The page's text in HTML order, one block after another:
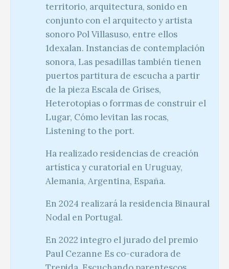
territorio, arquitectura, sonido en
conjunto con el arquitecto y artista
sonoro Pol Villasuso, entre ellos
1dexalan. Instancias de contemplación
sonora, Las pesadillas también tienen
puertos partitura de escucha a partir
de la pieza Escala de Grises,
Heterotopias o forrmas de construir el
Lugar, Cómo levitan las rocas,
Listening to the port.
Ha realizado residencias de creación
artística y curatorial en Uruguay,
Alemania, Argentina, España.
En 2024 realizará la residencia Binaural
Nodal en Portugal.
En 2022 integro el jurado del premio
Paul Cezanne Es co-curadora de